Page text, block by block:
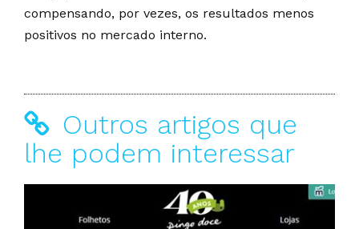
compensando, por vezes, os resultados menos
positivos no mercado interno.
Outros artigos que
lhe podem interessar